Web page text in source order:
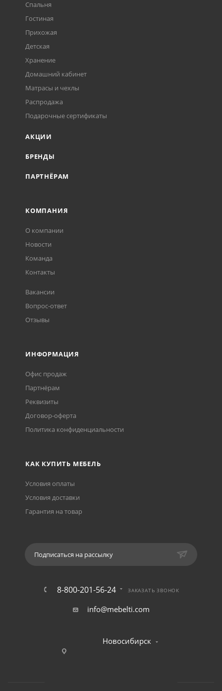
Спальня
Гостиная
Прихожая
Детская
Хранение
Домашний кабинет
Матрасы и чехлы
Распродажа
Подарочные сертификаты
АКЦИИ
БРЕНДЫ
ПАРТНЁРАМ
КОМПАНИЯ
О компании
Новости
Команда
Контакты
Вакансии
Вопрос-ответ
Отзывы
ИНФОРМАЦИЯ
Офис продаж
Партнёрам
Реквизиты
Договор-оферта
Политика конфиденциальности
КАК КУПИТЬ МЕБЕЛЬ
Условия оплаты
Условия доставки
Гарантия на товар
Подписаться на рассылку
8-800-201-56-24 ЗАКАЗАТЬ ЗВОНОК
info@mebelti.com
Новосибирск